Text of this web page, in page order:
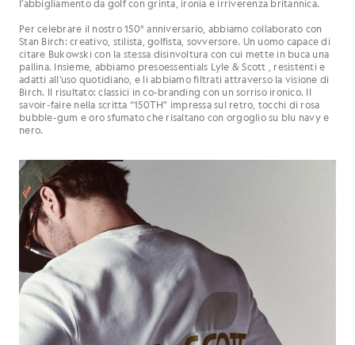
l’abbigliamento da golf con grinta, ironia e irriverenza britannica.
Per celebrare il nostro 150° anniversario, abbiamo collaborato con
Stan Birch: creativo, stilista, golfista, sovversore. Un uomo capace di
citare Bukowski con la stessa disinvoltura con cui mette in buca una
pallina. Insieme, abbiamo presoessentials Lyle & Scott , resistenti e
adatti all’uso quotidiano, e li abbiamo filtrati attraverso la visione di
Birch. Il risultato: classici in co-branding con un sorriso ironico. Il
savoir-faire nella scritta “150TH” impressa sul retro, tocchi di rosa
bubble-gum e oro sfumato che risaltano con orgoglio su blu navy e
nero.